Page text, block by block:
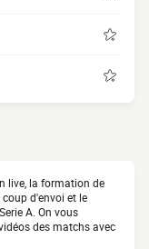
live, la formation de
d'envoi et le
A. On vous
des matchs avec